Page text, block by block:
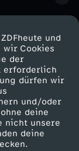
und
wir Cookies
der
erforderlich
dürfen wir
und/oder
deine
nicht unsere
deine